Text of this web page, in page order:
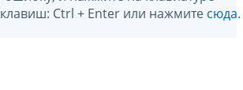
Ctrl + Enter или нажмите сюда.